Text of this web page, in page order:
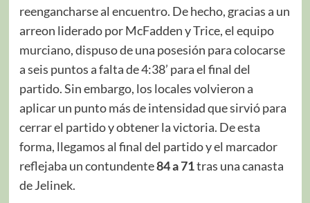
reengancharse al encuentro. De hecho, gracias a un
arreon liderado por McFadden y Trice, el equipo
murciano, dispuso de una posesión para colocarse
a seis puntos a falta de 4:38’ para el final del
partido. Sin embargo, los locales volvieron a
aplicar un punto más de intensidad que sirvió para
cerrar el partido y obtener la victoria. De esta
forma, llegamos al final del partido y el marcador
reflejaba un contundente84 a 71tras una canasta
de Jelinek.